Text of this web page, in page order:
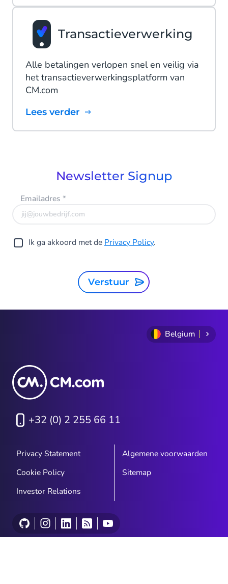
Transactieverwerking
Alle betalingen verlopen snel en veilig via
het transactieverwerkingsplatform van
CM.com
Lees verder
Newsletter Signup
Emailadres *
Ik ga akkoord met de Privacy Policy.
Verstuur
Belgium
+32 (0) 2 255 66 11
Privacy Statement
Algemene voorwaarden
Cookie Policy
Sitemap
Investor Relations